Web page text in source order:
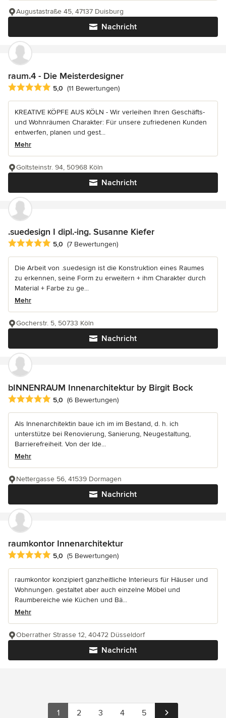
Nachricht
Augustastraße 45, 47137 Duisburg
raum.4 - Die Meisterdesigner
Durchschnittliche Bewertung: 5 von 5 Sternen
5,0 (11 Bewertungen)
KREATIVE KÖPFE AUS KÖLN - Wir verleihen Ihren Geschäfts-
und Wohnräumen Charakter: Für unsere zufriedenen Kunden
entwerfen, planen und gest...
Mehr
Nachricht
Goltsteinstr. 94, 50968 Köln
.suedesign I dipl.-ing. Susanne Kiefer
Durchschnittliche Bewertung: 5 von 5 Sternen
5,0 (7 Bewertungen)
Die Arbeit von .suedesign ist die Konstruktion eines Raumes
zu erkennen, seine Form zu erweitern + ihm Charakter durch
Material + Farbe zu ge...
Mehr
Nachricht
Gocherstr. 5, 50733 Köln
bINNENRAUM Innenarchitektur by Birgit Bock
Durchschnittliche Bewertung: 5 von 5 Sternen
5,0 (6 Bewertungen)
Als Innenarchitektin baue ich im im Bestand, d. h. ich
unterstütze bei Renovierung, Sanierung, Neugestaltung,
Barrierefreiheit. Von der Ide...
Mehr
Nachricht
Nettergasse 56, 41539 Dormagen
raumkontor Innenarchitektur
Durchschnittliche Bewertung: 5 von 5 Sternen
5,0 (5 Bewertungen)
raumkontor konzipiert ganzheitliche Interieurs für Häuser und
Wohnungen. gestaltet aber auch einzelne Möbel und
Raumbereiche wie Küchen und Bä...
Mehr
Nachricht
Oberrather Strasse 12, 40472 Düsseldorf
1 2 3 4 5